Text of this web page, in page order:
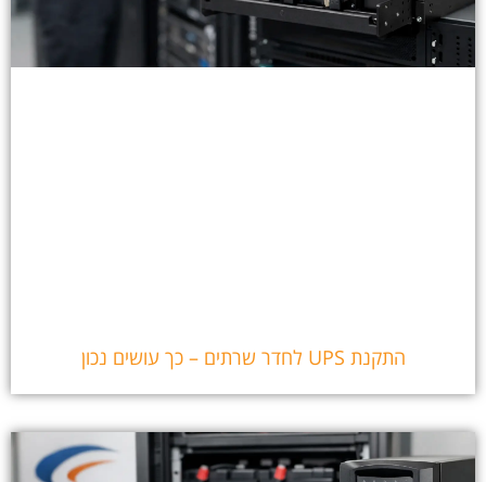
התקנת UPS לחדר שרתים – כך עושים נכון